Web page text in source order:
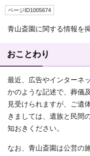
ページID1005674
青山斎園に関する情報を
おことわり
最近、広告やインターネ
かのような記述で、葬儀
見受けられますが、ご遺
きましては、遺族と民間
知おきください。
なお、青山斎園は公営の